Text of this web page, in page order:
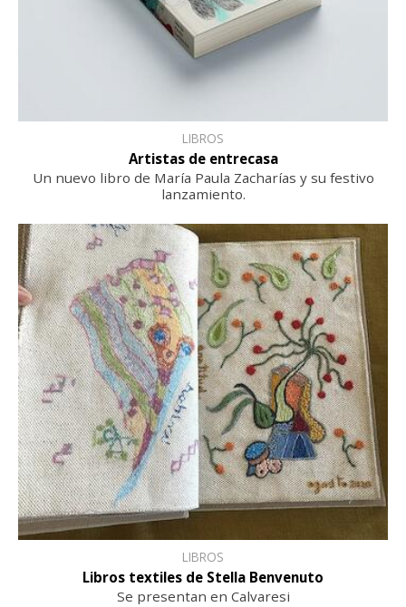
LIBROS
Artistas de entrecasa
Un nuevo libro de María Paula Zacharías y su festivo
lanzamiento.
LIBROS
Libros textiles de Stella Benvenuto
Se presentan en Calvaresi